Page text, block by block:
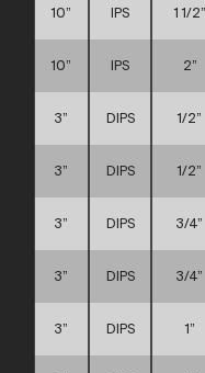
10” IPS 1 1/2”
10” IPS 2”
3” DIPS 1/2”
3” DIPS 1/2”
3” DIPS 3/4”
3” DIPS 3/4”
3” DIPS 1”